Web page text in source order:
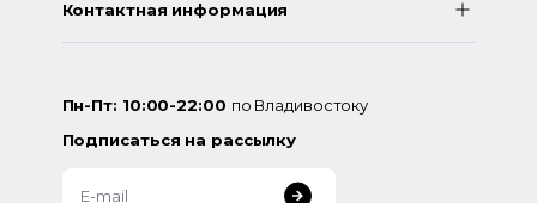
Контактная информация
Пн-Пт: 10:00-22:00 по Владивостоку
Подписаться на рассылку